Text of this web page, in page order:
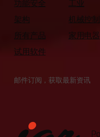
功能安全
架构
所有产品
试用软件
工业
机械控制
家用电器
邮件订阅，获取最新资讯